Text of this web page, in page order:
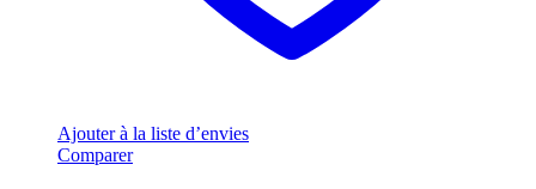
Ajouter à la liste d’envies
Comparer